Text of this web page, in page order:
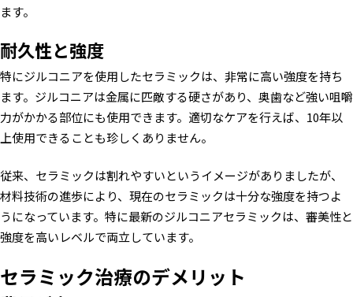
ます。
耐久性と強度
特にジルコニアを使用したセラミックは、非常に高い強度を持ち
ます。ジルコニアは金属に匹敵する硬さがあり、奥歯など強い咀嚼
力がかかる部位にも使用できます。適切なケアを行えば、10年以
上使用できることも珍しくありません。
従来、セラミックは割れやすいというイメージがありましたが、
材料技術の進歩により、現在のセラミックは十分な強度を持つよ
うになっています。特に最新のジルコニアセラミックは、審美性と
強度を高いレベルで両立しています。
セラミック治療のデメリット